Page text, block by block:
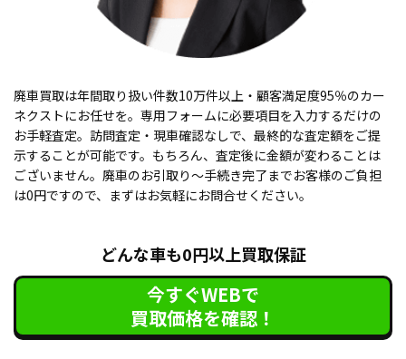
廃車買取は年間取り扱い件数10万件以上・顧客満足度95％のカー
ネクストにお任せを。専用フォームに必要項目を入力するだけの
お手軽査定。訪問査定・現車確認なしで、最終的な査定額をご提
示することが可能です。もちろん、査定後に金額が変わることは
ございません。廃車のお引取り〜手続き完了までお客様のご負担
は0円ですので、まずはお気軽にお問合せください。
どんな車も0円以上買取保証
今すぐWEBで
買取価格を確認！